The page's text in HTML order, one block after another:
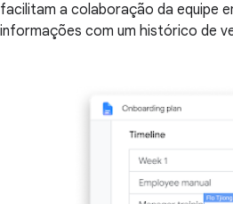
facilitam a colaboração da equipe
informações com um histórico de